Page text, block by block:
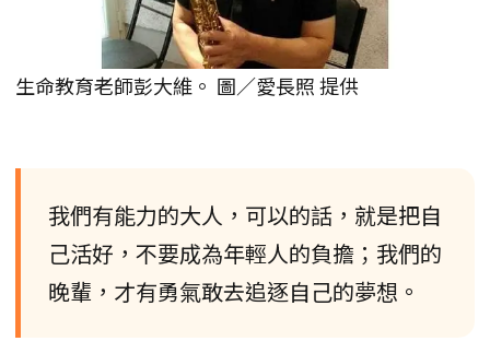
生命教育老師彭大維。 圖／愛長照 提供
我們有能力的大人，可以的話，就是把自
己活好，不要成為年輕人的負擔；我們的
晚輩，才有勇氣敢去追逐自己的夢想。